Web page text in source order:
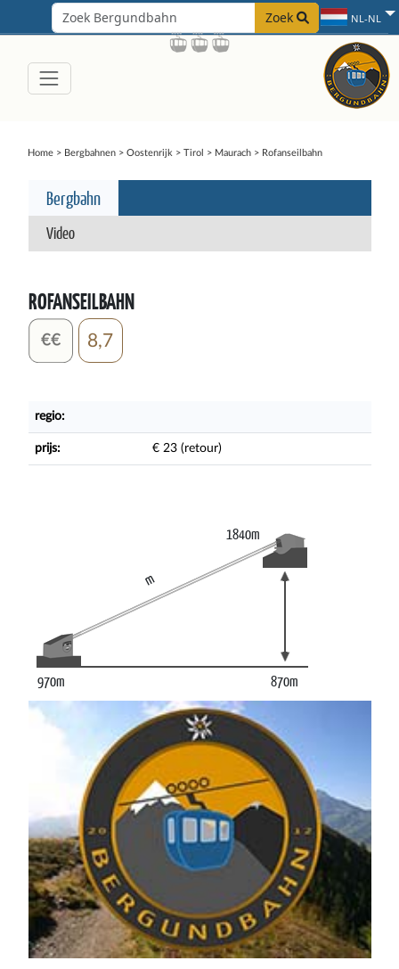
Zoek NL-NL
Home> Bergbahnen> Oostenrijk > Tirol > Maurach> Rofanseilbahn
Bergbahn
Video
ROFANSEILBAHN
8,7
regio:
prijs: € 23 (retour)
970m
1840m
m
870m